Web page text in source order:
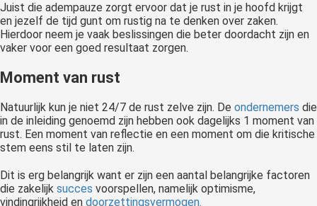
Juist die adempauze zorgt ervoor dat je rust in je hoofd krijgt
en jezelf de tijd gunt om rustig na te denken over zaken.
Hierdoor neem je vaak beslissingen die beter doordacht zijn en
vaker voor een goed resultaat zorgen.
Moment van rust
Natuurlijk kun je niet 24/7 de rust zelve zijn. De ondernemers die
in de inleiding genoemd zijn hebben ook dagelijks 1 moment van
rust. Een moment van reflectie en een moment om die kritische
stem eens stil te laten zijn.
Dit is erg belangrijk want er zijn een aantal belangrijke factoren
die zakelijk succes voorspellen, namelijk optimisme,
vindingrijkheid en doorzettingsvermogen.